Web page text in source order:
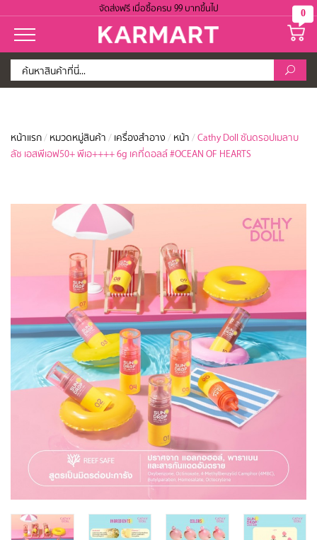
จัดส่งฟรี เมื่อซื้อครบ 99 บาทขึ้นไป 0
หน้าแรก / หมวดหมู่สินค้า / เครื่องสำอาง / หน้า /Cathy Doll ซันดรอปเมลาบ
ลัช เอสพีเอฟ50+ พีเอ++++ 6g เคที่ดอลล์ #OCEAN OF HEARTS